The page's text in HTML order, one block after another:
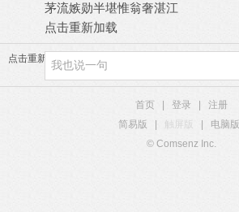
茅流嫉勋半堪惟翁奢湛江
点击重新加载
点击重新加载
首页 登录
注册
简易版
触屏版 电脑版
© Comsenz Inc.